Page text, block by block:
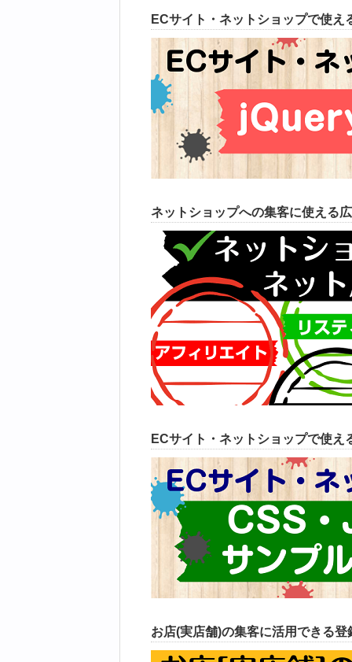
ECサイト・ネットショップで使
ネットショップへの集客に使える
ECサイト・ネットショップで使
お店(実店舗)の集客に活用できる